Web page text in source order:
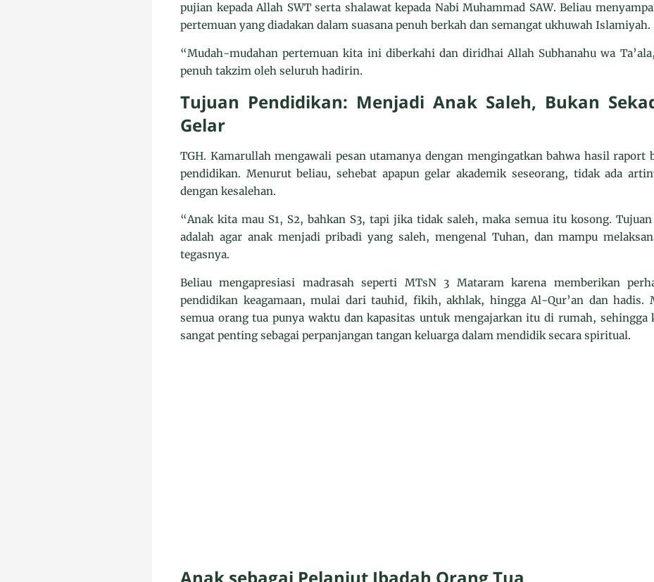
pujian kepada Allah SWT serta shalawat kepada Nabi Muhammad SAW. Beliau
pertemuan yang diadakan dalam suasana penuh berkah dan semangat ukhuwah Islamiyah.
“Mudah-mudahan pertemuan kita ini diberkahi dan diridhai Allah Subhanahu wa
penuh takzim oleh seluruh hadirin.
Tujuan Pendidikan: Menjadi Anak Saleh, Bukan
Gelar
TGH. Kamarullah mengawali pesan utamanya dengan mengingatkan bahwa hasil raport
pendidikan. Menurut beliau, sehebat apapun gelar akademik seseorang, tidak ada
dengan kesalehan.
“Anak kita mau S1, S2, bahkan S3, tapi jika tidak saleh, maka semua itu kosong.
adalah agar anak menjadi pribadi yang saleh, mengenal Tuhan, dan mampu
tegasnya.
Beliau mengapresiasi madrasah seperti MTsN 3 Mataram karena memberikan
pendidikan keagamaan, mulai dari tauhid, fikih, akhlak, hingga Al-Qur’an dan hadis.
semua orang tua punya waktu dan kapasitas untuk mengajarkan itu di rumah, sehingga
sangat penting sebagai perpanjangan tangan keluarga dalam mendidik secara spiritual.